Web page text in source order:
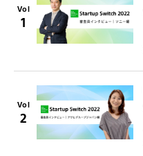
Vol
1
Vol
2